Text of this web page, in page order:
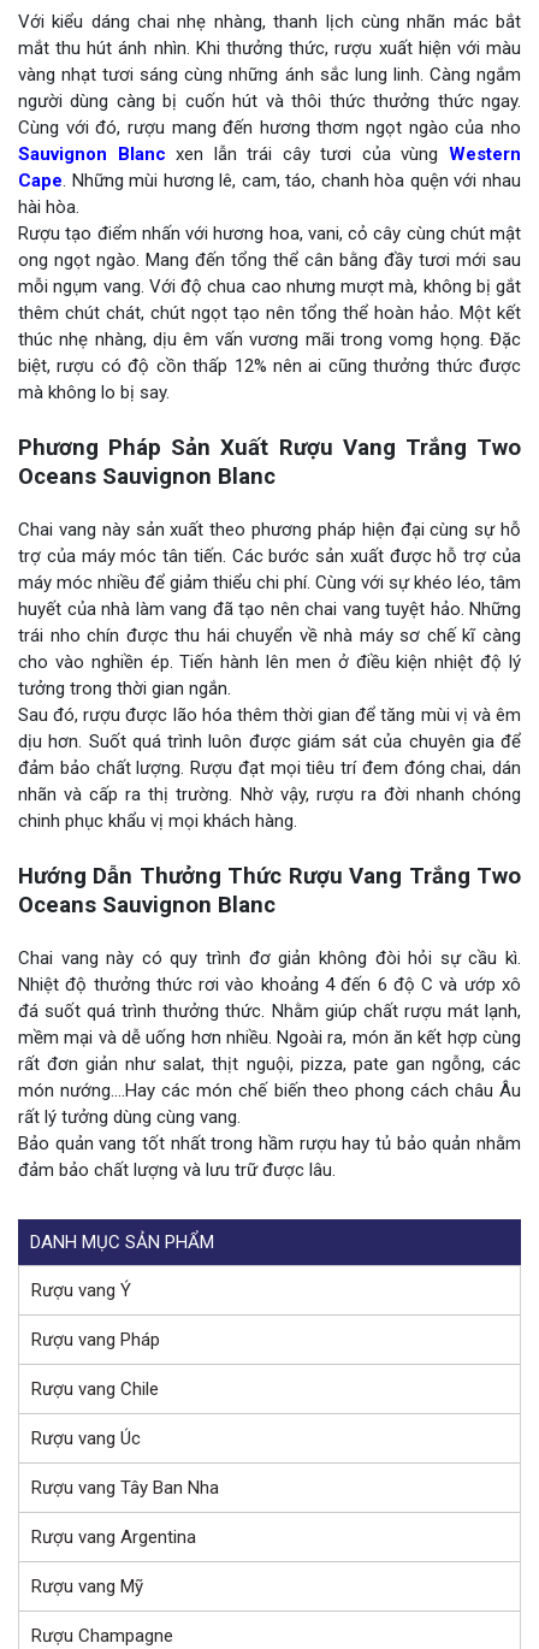
Với kiểu dáng chai nhẹ nhàng, thanh lịch cùng nhãn mác bắt
mắt thu hút ánh nhìn. Khi thưởng thức, rượu xuất hiện với màu
vàng nhạt tươi sáng cùng những ánh sắc lung linh. Càng ngắm
người dùng càng bị cuốn hút và thôi thức thưởng thức ngay.
Cùng với đó, rượu mang đến hương thơm ngọt ngào của nho
Sauvignon Blanc xen lẫn trái cây tươi của vùngWestern
Cape. Những mùi hương lê, cam, táo, chanh hòa quện với nhau
hài hòa.
Rượu tạo điểm nhấn với hương hoa, vani, cỏ cây cùng chút mật
ong ngọt ngào. Mang đến tổng thể cân bằng đầy tươi mới sau
mỗi ngụm vang. Với độ chua cao nhưng mượt mà, không bị gắt
thêm chút chát, chút ngọt tạo nên tổng thể hoàn hảo. Một kết
thúc nhẹ nhàng, dịu êm vấn vương mãi trong vomg họng. Đặc
biệt, rượu có độ cồn thấp 12% nên ai cũng thưởng thức được
mà không lo bị say.
Phương Pháp Sản Xuất Rượu Vang Trắng Two
Oceans Sauvignon Blanc
Chai vang này sản xuất theo phương pháp hiện đại cùng sự hỗ
trợ của máy móc tân tiến. Các bước sản xuất được hỗ trợ của
máy móc nhiều để giảm thiểu chi phí. Cùng với sự khéo léo, tâm
huyết của nhà làm vang đã tạo nên chai vang tuyệt hảo. Những
trái nho chín được thu hái chuyển về nhà máy sơ chế kĩ càng
cho vào nghiền ép. Tiến hành lên men ở điều kiện nhiệt độ lý
tưởng trong thời gian ngắn.
Sau đó, rượu được lão hóa thêm thời gian để tăng mùi vị và êm
dịu hơn. Suốt quá trình luôn được giám sát của chuyên gia để
đảm bảo chất lượng. Rượu đạt mọi tiêu trí đem đóng chai, dán
nhãn và cấp ra thị trường. Nhờ vậy, rượu ra đời nhanh chóng
chinh phục khẩu vị mọi khách hàng.
Hướng Dẫn Thưởng Thức Rượu Vang Trắng Two
Oceans Sauvignon Blanc
Chai vang này có quy trình đơ giản không đòi hỏi sự cầu kì.
Nhiệt độ thưởng thức rơi vào khoảng 4 đến 6 độ C và ướp xô
đá suốt quá trình thưởng thức. Nhằm giúp chất rượu mát lạnh,
mềm mại và dễ uống hơn nhiều. Ngoài ra, món ăn kết hợp cùng
rất đơn giản như salat, thịt nguội, pizza, pate gan ngỗng, các
món nướng….Hay các món chế biến theo phong cách châu Âu
rất lý tưởng dùng cùng vang.
Bảo quản vang tốt nhất trong hầm rượu hay tủ bảo quản nhằm
đảm bảo chất lượng và lưu trữ được lâu.
DANH MỤC SẢN PHẨM
Rượu vang Ý
Rượu vang Pháp
Rượu vang Chile
Rượu vang Úc
Rượu vang Tây Ban Nha
Rượu vang Argentina
Rượu vang Mỹ
Rượu Champagne